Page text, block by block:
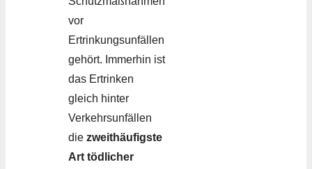
vor
Ertrinkungsunfällen
gehört. Immerhin ist
das Ertrinken
gleich hinter
Verkehrsunfällen
die zweithäufigste
Art tödlicher